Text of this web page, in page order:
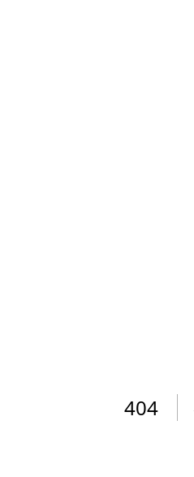
404